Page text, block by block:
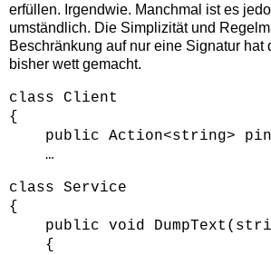
erfüllen. Irgendwie. Manchmal ist es
umständlich. Die Simplizität und
Beschränkung auf nur eine Signatur hat
bisher wett gemacht.
class Client
{
public Action<string>
…
class Service
{
public void
{